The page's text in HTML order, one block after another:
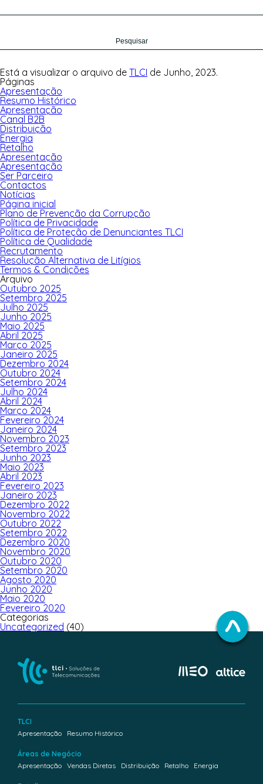
por:
Está a visualizar o arquivo de TLCI de Junho, 2023.
Páginas
Apresentação
Resumo Histórico
Apresentação
Canal B2B
Distribuição
Energia
Retalho
Apresentação
Apresentação
Ser Parceiro
Contactos
Notícias
Página inicial
Plano de Prevenção da Corrupção
Política de Privacidade
Política de Proteção de Denunciantes TLCI
Política de Qualidade
Recrutamento
Resolução Alternativa de Litígios
Termos & Condições
Arquivo
Outubro 2025
Setembro 2025
Julho 2025
Junho 2025
Maio 2025
Abril 2025
Março 2025
Janeiro 2025
Dezembro 2024
Outubro 2024
Setembro 2024
Julho 2024
Abril 2024
Março 2024
Fevereiro 2024
Janeiro 2024
Novembro 2023
Setembro 2023
Junho 2023
Maio 2023
Abril 2023
Fevereiro 2023
Janeiro 2023
Dezembro 2022
Novembro 2022
Outubro 2022
Setembro 2022
Dezembro 2020
Novembro 2020
Outubro 2020
Setembro 2020
Agosto 2020
Junho 2020
Maio 2020
Fevereiro 2020
Categorias
Uncategorized (40)
TLCI
Apresentação
Resumo Histórico
Áreas de Negócio
Apresentação Vendas Diretas Distribuição Retalho Energia